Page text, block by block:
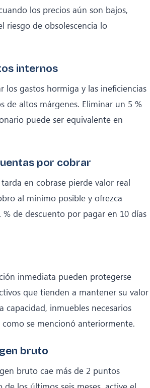
los precios aún son bajos,
riesgo de obsolescencia lo
internos
gastos hormiga y las ineficiencias
de altos márgenes. Eliminar un 5 %
puede ser equivalente en
por cobrar
en cobrase pierde valor real
al mínimo posible y ofrezca
de descuento por pagar en 10 días
inmediata pueden protegerse
que tienden a mantener su valor
inmuebles necesarios
se mencionó anteriormente.
bruto
bruto cae más de 2 puntos
los últimos seis meses, active el